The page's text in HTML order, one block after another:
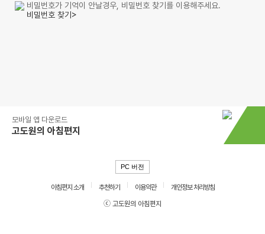
비밀번호가 기억이 안날경우, 비밀번호 찾기를 이용해주세요.
비밀번호 찾기>
모바일 앱 다운로드
고도원의 아침편지
PC 버전
아침편지 소개 추천하기 이용약관
개인정보 처리방침
ⓒ 고도원의 아침편지